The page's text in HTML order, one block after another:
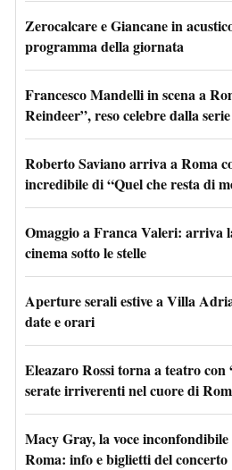
Zerocalcare e Giancane in
programma della giornata
Francesco Mandelli in scena a
Reindeer”, reso celebre dalla
Roberto Saviano arriva a Roma
incredibile di “Quel che resta di
Omaggio a Franca Valeri: arriva
cinema sotto le stelle
Aperture serali estive a Villa
date e orari
Eleazaro Rossi torna a teatro
serate irriverenti nel cuore di
Macy Gray, la voce
Roma: info e biglietti del concerto